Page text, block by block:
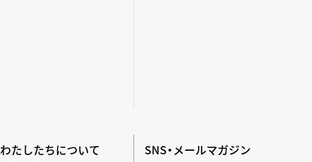
わたしたちについて SNS・メールマガジン